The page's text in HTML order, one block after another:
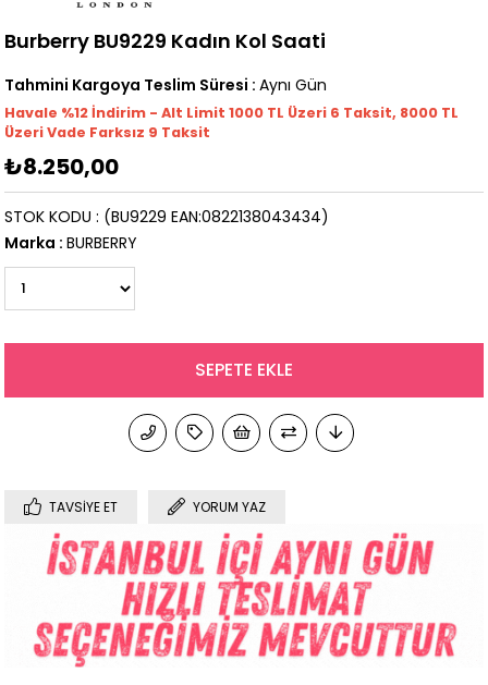
Burberry BU9229 Kadın Kol Saati
Tahmini Kargoya Teslim Süresi : Aynı Gün
Havale %12 İndirim - Alt Limit 1000 TL Üzeri 6 Taksit, 8000 TL
Üzeri Vade Farksız 9 Taksit
₺8.250,00
(BU9229 EAN:0822138043434)
STOK KODU
Marka : BURBERRY
TAVSIYE ET YORUM YAZ